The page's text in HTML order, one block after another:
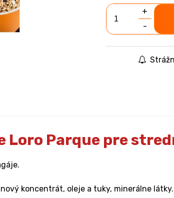
+
-
Loro Parque pre
koncentrát, oleje a tuky, minerálne látky.